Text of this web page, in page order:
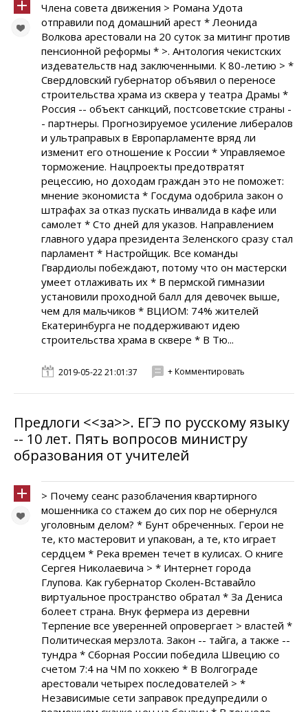
Члена совета движения > Романа Удота
отправили под домашний арест * Леонида
Волкова арестовали на 20 суток за митинг против
пенсионной реформы * >. Антология чекистских
издевательств над заключенными. К 80-летию > *
Свердловский губернатор объявил о переносе
строительства храма из сквера у театра Драмы *
Россия -- объект санкций, постсоветские страны -
- партнеры. Прогнозируемое усиление либералов
и ультраправых в Европарламенте вряд ли
изменит его отношение к России * Управляемое
торможение. Нацпроекты предотвратят
рецессию, но доходам граждан это не поможет:
мнение экономиста * Госдума одобрила закон о
штрафах за отказ пускать инвалида в кафе или
самолет * Сто дней для указов. Направлением
главного удара президента Зеленского сразу стал
парламент * Настройщик. Все команды
Гвардиолы побеждают, потому что он мастерски
умеет отлаживать их * В пермской гимназии
установили проходной балл для девочек выше,
чем для мальчиков * ВЦИОМ: 74% жителей
Екатеринбурга не поддерживают идею
строительства храма в сквере * В Тю...
2019-05-22 21:01:37 + Комментировать
Предлоги <<за>>. ЕГЭ по русскому языку
-- 10 лет. Пять вопросов министру
образования от учителей
> Почему сеанс разоблачения квартирного
мошенника со стажем до сих пор не обернулся
уголовным делом? * Бунт обреченных. Герои не
те, кто мастеровит и упакован, а те, кто играет
сердцем * Река времен течет в кулисах. О книге
Сергея Николаевича > * Интернет города
Глупова. Как губернатор Сколен-Вставайло
виртуальное пространство обратал * За Дениса
болеет страна. Внук фермера из деревни
Терпение все уверенней опровергает > властей *
Политическая мерзлота. Закон -- тайга, а также --
тундра * Сборная России победила Швецию со
счетом 7:4 на ЧМ по хоккею * В Волгограде
арестовали четырех последователей > *
Независимые сети заправок предупредили о